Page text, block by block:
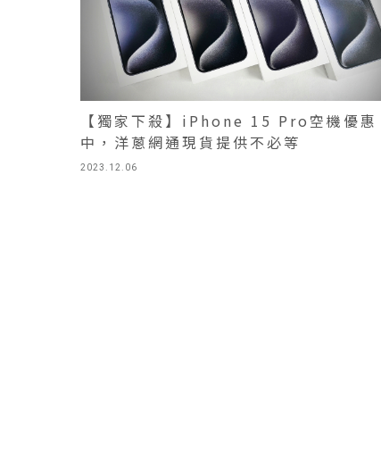
2023.12.06
【獨家下殺】iPhone 15 Pro空機優惠
中，洋蔥網通現貨提供不必等